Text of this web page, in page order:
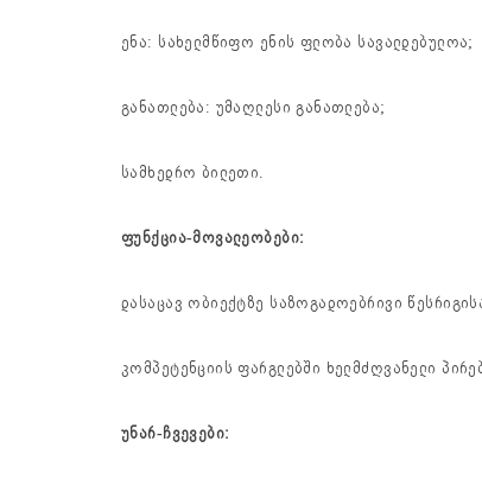
ენა: სახელმწიფო ენის ფლობა სავალდებულოა;
განათლება: უმაღლესი განათლება;
სამხედრო ბილეთი.
ფუნქცია-მოვალეობები:
დასაცავ ობიექტზე საზოგადოებრივი
კომპეტენციის ფარგლებში ხელმძღვანელი
უნარ-ჩვევები: